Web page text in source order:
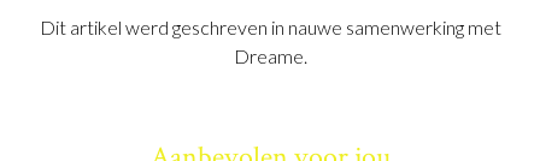
Dit artikel werd geschreven in nauwe samenwerking met
Dreame.